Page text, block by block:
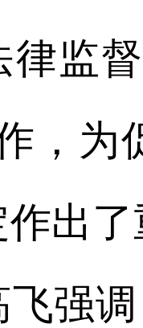
律监
，为
出
调